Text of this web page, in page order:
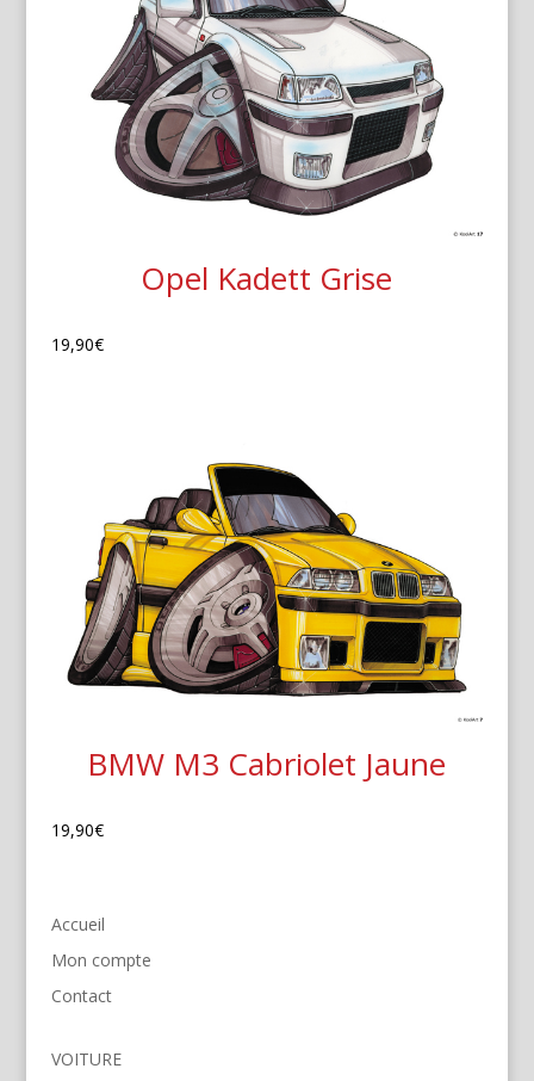
Opel Kadett Grise
19,90€
BMW M3 Cabriolet Jaune
19,90€
Accueil
Mon compte
Contact
VOITURE